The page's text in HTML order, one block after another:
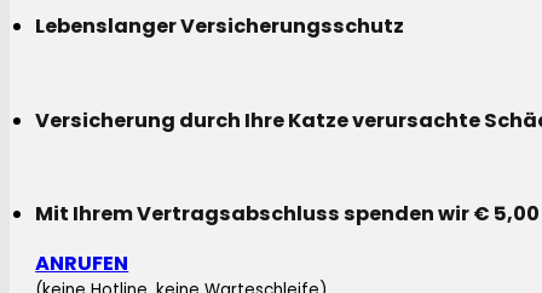
Lebenslanger Versicherungsschutz
Versicherung durch Ihre Katze verursachte
Mit Ihrem Vertragsabschluss spenden wir €
ANRUFEN